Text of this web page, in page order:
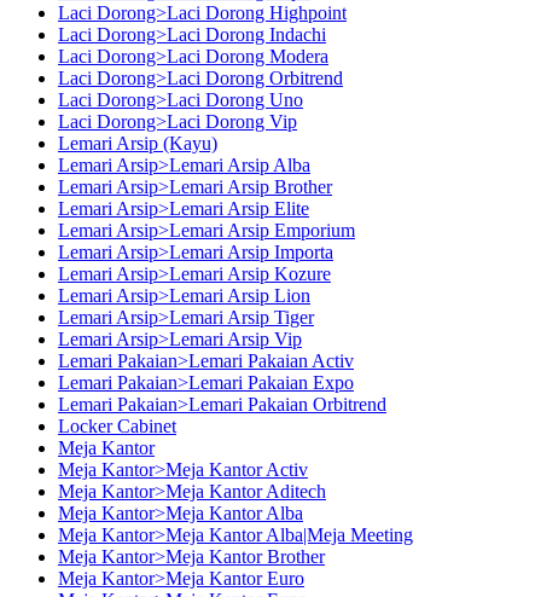
Laci Dorong>Laci Dorong Highpoint
Laci Dorong>Laci Dorong Indachi
Laci Dorong>Laci Dorong Modera
Laci Dorong>Laci Dorong Orbitrend
Laci Dorong>Laci Dorong Uno
Laci Dorong>Laci Dorong Vip
Lemari Arsip (Kayu)
Lemari Arsip>Lemari Arsip Alba
Lemari Arsip>Lemari Arsip Brother
Lemari Arsip>Lemari Arsip Elite
Lemari Arsip>Lemari Arsip Emporium
Lemari Arsip>Lemari Arsip Importa
Lemari Arsip>Lemari Arsip Kozure
Lemari Arsip>Lemari Arsip Lion
Lemari Arsip>Lemari Arsip Tiger
Lemari Arsip>Lemari Arsip Vip
Lemari Pakaian>Lemari Pakaian Activ
Lemari Pakaian>Lemari Pakaian Expo
Lemari Pakaian>Lemari Pakaian Orbitrend
Locker Cabinet
Meja Kantor
Meja Kantor>Meja Kantor Activ
Meja Kantor>Meja Kantor Aditech
Meja Kantor>Meja Kantor Alba
Meja Kantor>Meja Kantor Alba|Meja Meeting
Meja Kantor>Meja Kantor Brother
Meja Kantor>Meja Kantor Euro